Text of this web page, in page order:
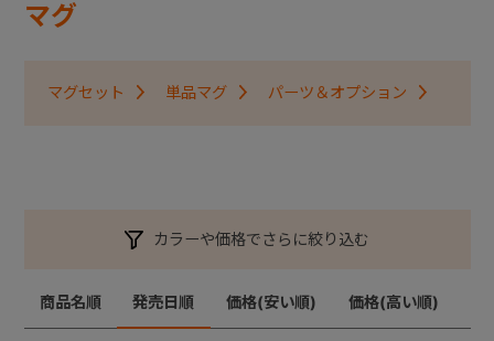
マグ
マグセット 単品マグ パーツ＆オプション
カラーや価格でさらに絞り込む
商品名順 発売日順 価格(安い順) 価格(高い順)